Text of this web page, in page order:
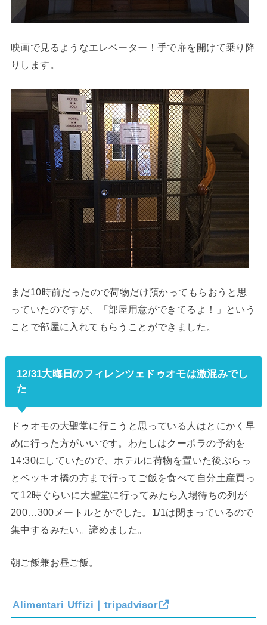
映画で見るようなエレベーター！手で扉を開けて乗り降
りします。
まだ10時前だったので荷物だけ預かってもらおうと思
っていたのですが、「部屋用意ができてるよ！」という
ことで部屋に入れてもらうことができました。
12/31大晦日のフィレンツェドゥオモは激混みでし
た
ドゥオモの大聖堂に行こうと思っている人はとにかく早
めに行った方がいいです。わたしはクーポラの予約を
14:30にしていたので、ホテルに荷物を置いた後ぶらっ
とベッキオ橋の方まで行ってご飯を食べて自分土産買っ
て12時ぐらいに大聖堂に行ってみたら入場待ちの列が
200…300メートルとかでした。1/1は閉まっているので
集中するみたい。諦めました。
朝ご飯兼お昼ご飯。
Alimentari Uffizi｜tripadvisor